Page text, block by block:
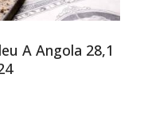
A Angola 28,1